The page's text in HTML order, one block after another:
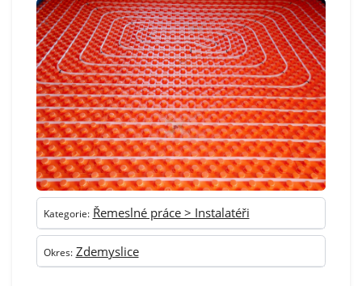
Kategorie: Řemeslné práce > Instalatéři
Okres: Zdemyslice